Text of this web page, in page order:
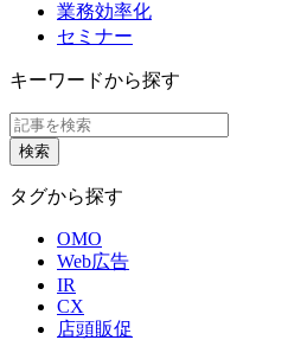
業務効率化
セミナー
キーワードから探す
タグから探す
OMO
Web広告
IR
CX
店頭販促